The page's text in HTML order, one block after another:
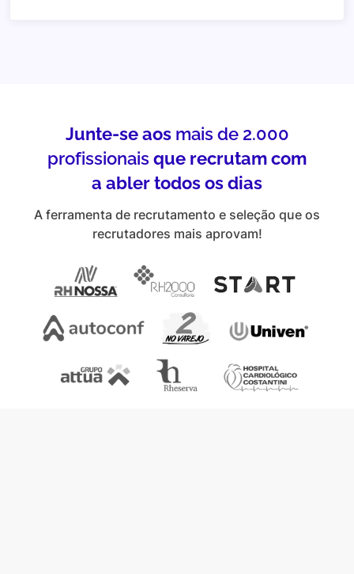
Junte-se aos mais de 2.000
profissionais que recrutam com
a abler todos os dias
A ferramenta de recrutamento e seleção que os
recrutadores mais aprovam!